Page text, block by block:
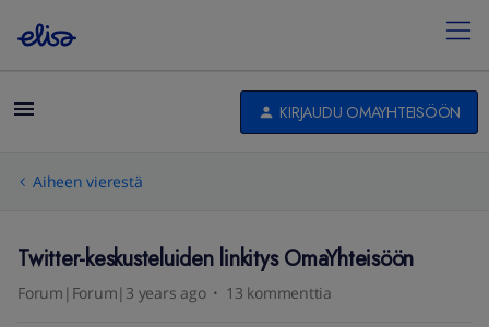
KIRJAUDU OMAYHTEISÖÖN
Aiheen vierestä
Twitter-keskusteluiden linkitys OmaYhteisöön
Forum|Forum|3 years ago 13 kommenttia